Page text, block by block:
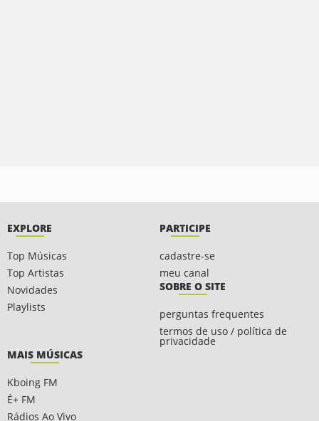
EXPLORE
Top Músicas
Top Artistas
Novidades
Playlists
PARTICIPE
cadastre-se
meu canal
SOBRE O SITE
perguntas frequentes
termos de uso / política de
privacidade
MAIS MÚSICAS
Kboing FM
É+ FM
Rádios Ao Vivo